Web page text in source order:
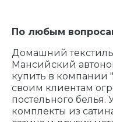
По любым
Домашний
Мансийский
купить в
своим клиентам
постельного белья.
комплекты из